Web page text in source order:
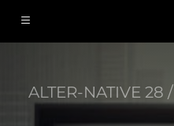
ALTER-NATIVE 28 /